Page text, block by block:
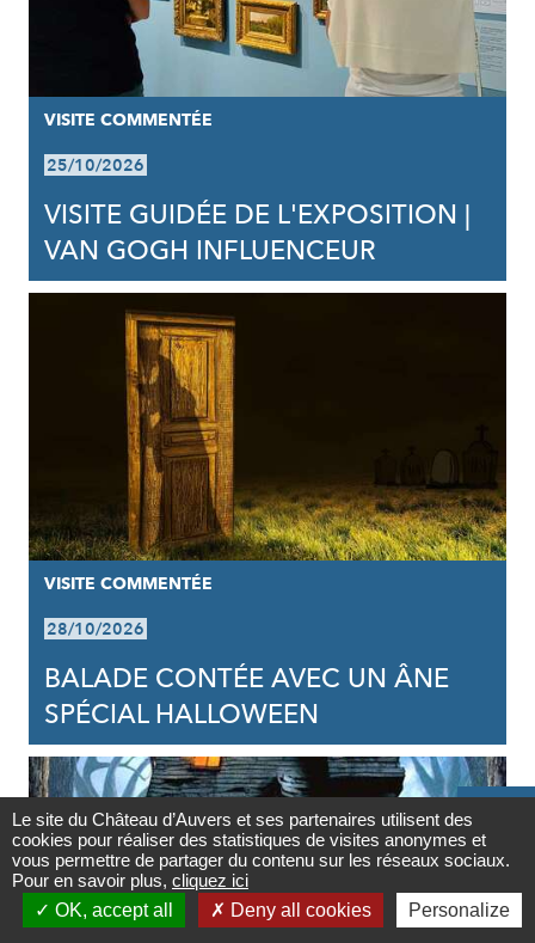
Contact

Newsletter
VISITE COMMENTÉE
25/10/2026
VISITE GUIDÉE DE L'EXPOSITION |
VAN GOGH INFLUENCEUR
VISITE COMMENTÉE
28/10/2026
BALADE CONTÉE AVEC UN ÂNE
SPÉCIAL HALLOWEEN
Le site du Château d’Auvers et ses partenaires utilisent des
cookies pour réaliser des statistiques de visites anonymes et
vous permettre de partager du contenu sur les réseaux sociaux.
Pour en savoir plus, cliquez ici
OK, accept all
Deny all cookies Personalize